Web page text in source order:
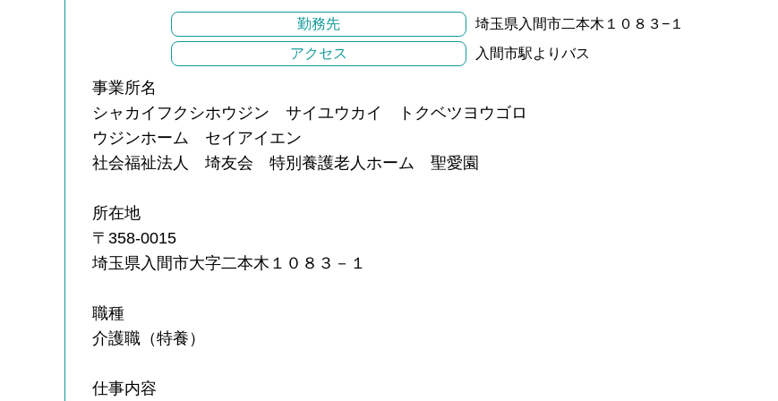
勤務先
埼玉県入間市二本木１０８３−１
アクセス
入間市駅よりバス
事業所名
シャカイフクシホウジン サイユウカイ トクベツヨウゴロ
ウジンホーム セイアイエン
社会福祉法人 埼友会 特別養護老人ホーム 聖愛園
所在地
〒358-0015
埼玉県入間市大字二本木１０８３－１
職種
介護職（特養）
仕事内容